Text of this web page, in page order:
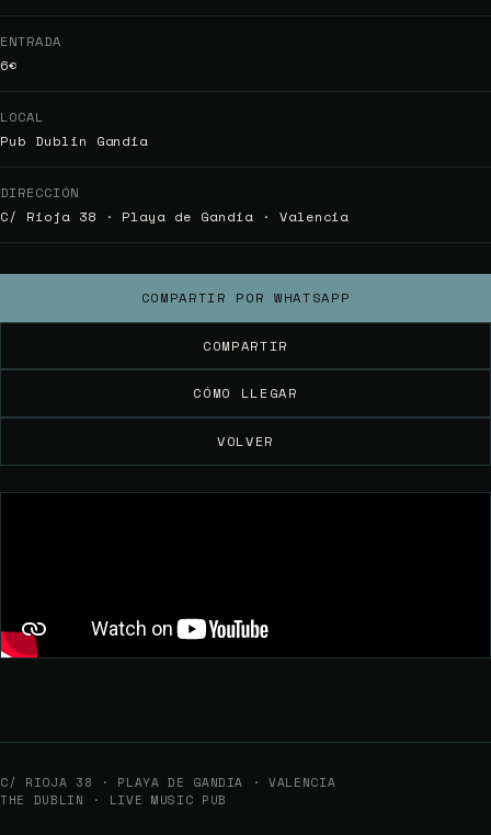
ENTRADA
6€
LOCAL
Pub Dublin Gandia
DIRECCIÓN
C/ Rioja 38 · Playa de Gandia · Valencia
COMPARTIR POR WHATSAPP
COMPARTIR
CÓMO LLEGAR
VOLVER
C/ RIOJA 38 · PLAYA DE GANDIA · VALENCIA
THE DUBLIN · LIVE MUSIC PUB